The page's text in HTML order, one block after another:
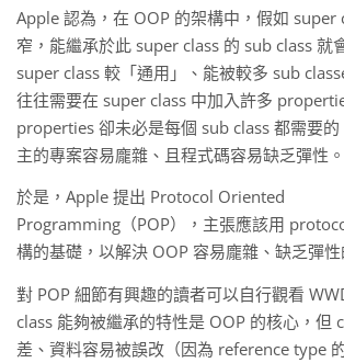
Apple 認為，在 OOP 的架構中，假如 super
窄，能繼承於此 super class 的 sub class 就
super class 較「通用」、能被較多 sub
往往需要在 super class 中加入許多
properties 卻未必是每個 sub class 都需要
主的專案容易龐雜、且程式碼容易缺乏彈性。
於是，Apple 提出 Protocol Oriented
Programming（POP），主張應該用
構的基礎，以解決 OOP 容易龐雜、缺乏彈性
對 POP 細節有興趣的讀者可以自行觀看
class 能夠被繼承的特性是 OOP 的核心，但
差、資料容易被誤改（因為 reference type